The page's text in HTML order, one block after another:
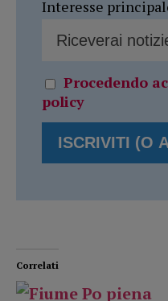
Interesse
Procedendo
policy
Correlati